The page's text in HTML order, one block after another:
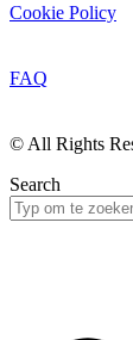
Cookie Policy
FAQ
© All Rights
Search